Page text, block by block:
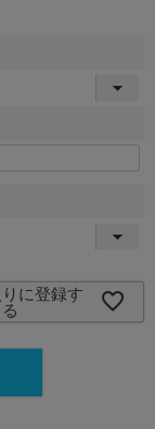
に登録す
る